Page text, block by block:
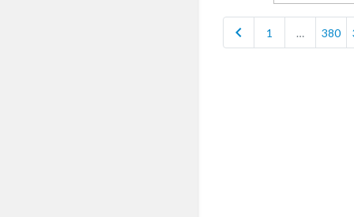
chevron_left 1 … 380